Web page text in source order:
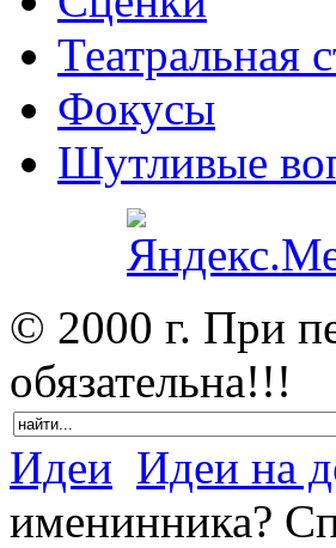
Театральная
Фокусы
Шутливые
© 2000 г. При
обязательна!!!
Идеи Идеи на
именинника?